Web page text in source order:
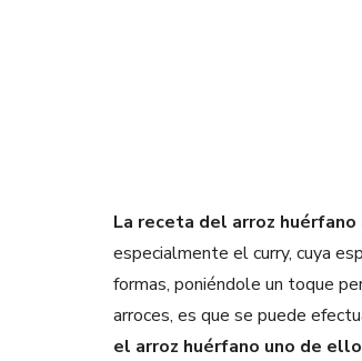
La receta del arroz
especialmente el curry, cuya
formas, poniéndole un toque
arroces, es que se puede
el arroz huérfano uno de